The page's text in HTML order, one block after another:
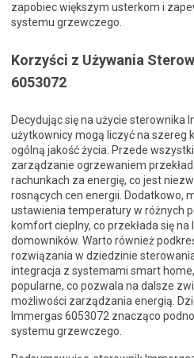
zapobiec większym usterkom i
systemu grzewczego.
Korzyści z Używania
6053072
Decydując się na użycie sterownika
użytkownicy mogą liczyć na szereg
ogólną jakość życia. Przede
zarządzanie ogrzewaniem
rachunkach za energię, co jest
rosnących cen energii. Dodatkowo,
ustawienia temperatury w różnych
komfort cieplny, co przekłada się
domowników. Warto również
rozwiązania w dziedzinie
integracja z systemami smart
popularne, co pozwala na dalsze
możliwości zarządzania energią.
Immergas 6053072 znacząco
systemu grzewczego.